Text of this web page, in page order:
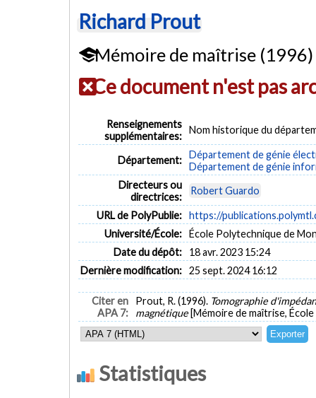
Richard Prout
Mémoire de maîtrise (1996)
Ce document n'est pas
Renseignements
supplémentaires:
Nom historique du
Département: Département de génie
Département de génie
Directeurs ou
directrices:
Robert Guardo
URL de PolyPublie: https://
Université/École: École Polytechnique de
Date du dépôt:
18 avr. 2023 15:24
Dernière modification: 25 sept. 2024 16:12
Citer en
APA 7:
Prout, R. (1996). Tomographie
magnétique [Mémoire de maîtrise,
Statistiques